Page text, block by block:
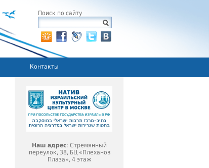
Поиск по сайту
Контакты
Наш адрес: Стремянный
переулок, 38, БЦ «Плеханов
Плаза», 4 этаж